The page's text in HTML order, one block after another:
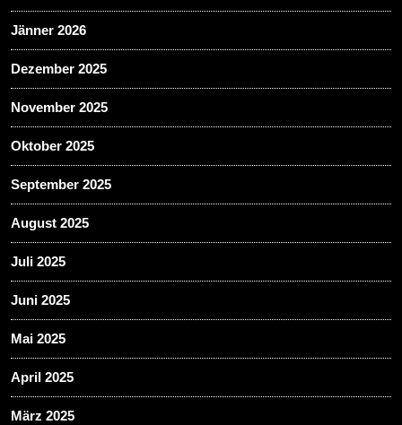
Jänner 2026
Dezember 2025
November 2025
Oktober 2025
September 2025
August 2025
Juli 2025
Juni 2025
Mai 2025
April 2025
März 2025